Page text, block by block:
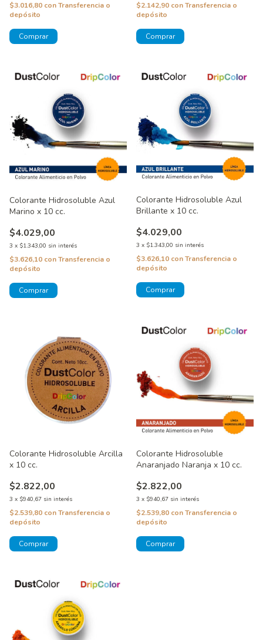
$3.016,80 conTransferencia o
depósito
$2.142,90 conTransferencia o
depósito
Colorante Hidrosoluble Azul
Marino x 10 cc.
$4.029,00
3 x $1.343,00 sin interés
$3.626,10 conTransferencia o
depósito
Colorante Hidrosoluble Azul
Brillante x 10 cc.
$4.029,00
3 x $1.343,00 sin interés
$3.626,10 conTransferencia o
depósito
Colorante Hidrosoluble Arcilla
x 10 cc.
$2.822,00
3 x $940,67 sin interés
$2.539,80 conTransferencia o
depósito
Colorante Hidrosoluble
Anaranjado Naranja x 10 cc.
$2.822,00
3 x $940,67 sin interés
$2.539,80 conTransferencia o
depósito